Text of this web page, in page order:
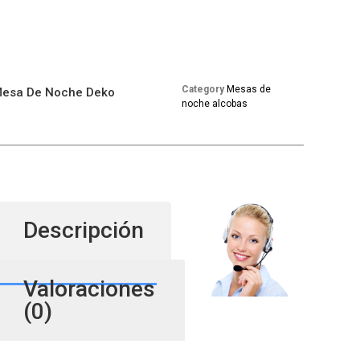
De Noche Deko Category Mesas de
noche alcobas
Descripción
Valoraciones
(0)